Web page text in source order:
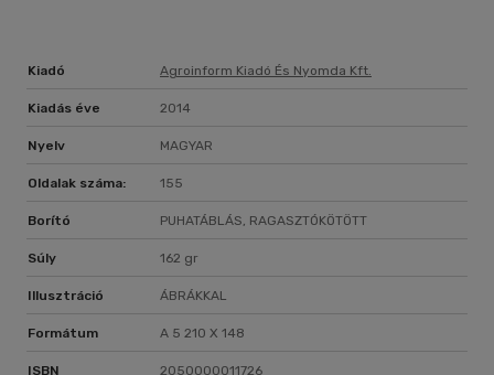
Kiadó Agroinform Kiadó És Nyomda Kft.
Kiadás éve 2014
Nyelv MAGYAR
Oldalak száma: 155
Borító PUHATÁBLÁS, RAGASZTÓKÖTÖTT
Súly 162 gr
Illusztráció ÁBRÁKKAL
Formátum A 5 210 X 148
ISBN 2050000011726